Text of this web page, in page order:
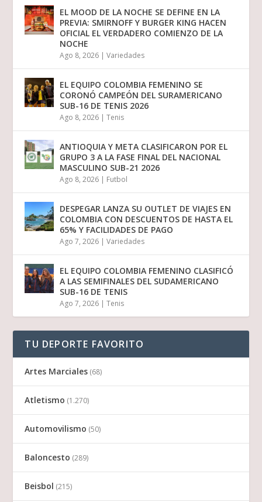
EL MOOD DE LA NOCHE SE DEFINE EN LA
PREVIA: SMIRNOFF Y BURGER KING HACEN
OFICIAL EL VERDADERO COMIENZO DE LA
NOCHE
Ago 8, 2026 |Variedades
EL EQUIPO COLOMBIA FEMENINO SE
CORONÓ CAMPEÓN DEL SURAMERICANO
SUB-16 DE TENIS 2026
Ago 8, 2026 |Tenis
ANTIOQUIA Y META CLASIFICARON POR EL
GRUPO 3 A LA FASE FINAL DEL NACIONAL
MASCULINO SUB-21 2026
Ago 8, 2026 | Futbol
DESPEGAR LANZA SU OUTLET DE VIAJES EN
COLOMBIA CON DESCUENTOS DE HASTA EL
65% Y FACILIDADES DE PAGO
Ago 7, 2026 |Variedades
EL EQUIPO COLOMBIA FEMENINO CLASIFICÓ
A LAS SEMIFINALES DEL SUDAMERICANO
SUB-16 DE TENIS
Ago 7, 2026 |Tenis
TU DEPORTE FAVORITO
Artes Marciales (68)
Atletismo (1.270)
Automovilismo (50)
Baloncesto (289)
Beisbol (215)